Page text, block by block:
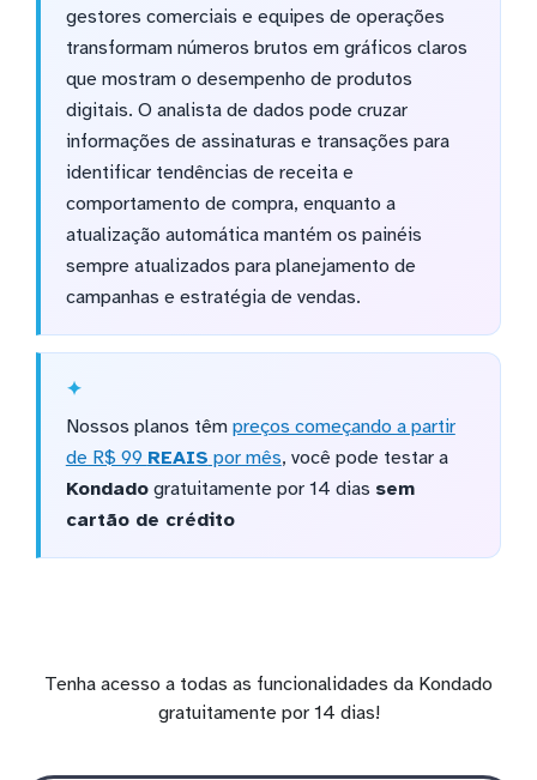
gestores comerciais e equipes de operações
transformam números brutos em gráficos claros
que mostram o desempenho de produtos
digitais. O analista de dados pode cruzar
informações de assinaturas e transações para
identificar tendências de receita e
comportamento de compra, enquanto a
atualização automática mantém os painéis
sempre atualizados para planejamento de
campanhas e estratégia de vendas.
Nossos planos têm preços começando a partir
de R$ 99 REAIS por mês, você pode testar a
Kondadogratuitamente por 14 dias sem
cartão de crédito
Tenha acesso a todas as funcionalidades da Kondado
gratuitamente por 14 dias!